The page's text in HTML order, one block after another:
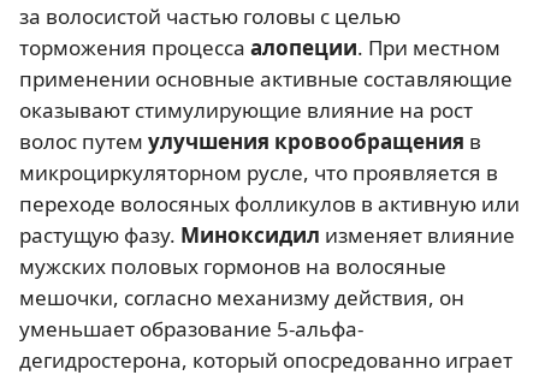
за волосистой частью головы с целью
торможения процесса алопеции. При местном
применении основные активные составляющие
оказывают стимулирующие влияние на рост
волос путем улучшения кровообращения в
микроциркуляторном русле, что проявляется в
переходе волосяных фолликулов в активную или
растущую фазу. Миноксидил изменяет влияние
мужских половых гормонов на волосяные
мешочки, согласно механизму действия, он
уменьшает образование 5-альфа-
дегидростерона, который опосредованно играет